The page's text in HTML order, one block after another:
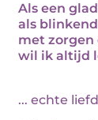
Als een
als
met zorgen
wil ik altijd
... echte